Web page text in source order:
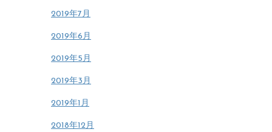
2019年7月
2019年6月
2019年5月
2019年3月
2019年1月
2018年12月